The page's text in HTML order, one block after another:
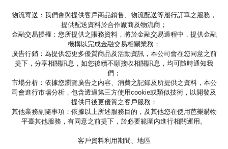
物流寄送：我們會與提供客戶商品銷售、物流配送等履行訂單之服務，
提供配送資料於合作廠商及物流商；
金融交易授權：您所提供之賬務資料，將於金融交易過程中，提供金融
機構以完成金融交易相關業務；
廣告行銷：為提供您更多優質商品及活動資訊，本公司會在您同意之前
提下，分享相關訊息，如您後續不願接收相關訊息，均可隨時通知我
們；
市場分析：依據您瀏覽廣告之內容、消費之記錄及所提供之資料，本公
司會進行市場分析，包含透過第三方使用cookie或類似技術，以開發及
提供日後更優質之客戶服務；
其他業務副隨事項：依據以上所述服務目的，及其他您在使用芭樂購物
平臺其他服務，有同意之前提下，於必要範圍內進行相關運用。
客戶資料利用期間、地區